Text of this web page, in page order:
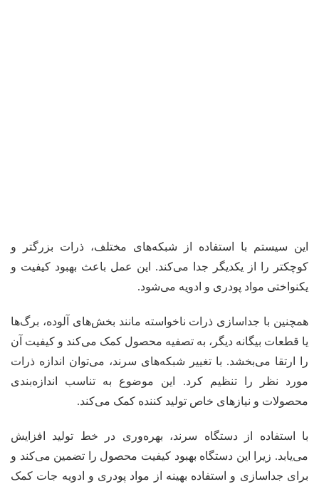
این سیستم با استفاده از شبکه‌های مختلف، ذرات بزرگتر و
کوچکتر را از یکدیگر جدا می‌کند. این عمل باعث بهبود کیفیت و
یکنواختی مواد پودری و ادویه می‌شود.
همچنین با جداسازی ذرات ناخواسته مانند بخش‌های آلوده، برگ‌ها
یا قطعات بیگانه دیگر، به تصفیه محصول کمک می‌کند و کیفیت آن
را ارتقا می‌بخشد. با تغییر شبکه‌های سرند، می‌توان اندازه ذرات
مورد نظر را تنظیم کرد. این موضوع به تناسب اندازه‌بندی
محصولات و نیازهای خاص تولید کننده کمک می‌کند.
با استفاده از دستگاه سرند، بهره‌وری در خط تولید افزایش
می‌یابد. زیرا این دستگاه بهبود کیفیت محصول را تضمین می‌کند و
برای جداسازی و استفاده بهینه از مواد پودری و ادویه جات کمک